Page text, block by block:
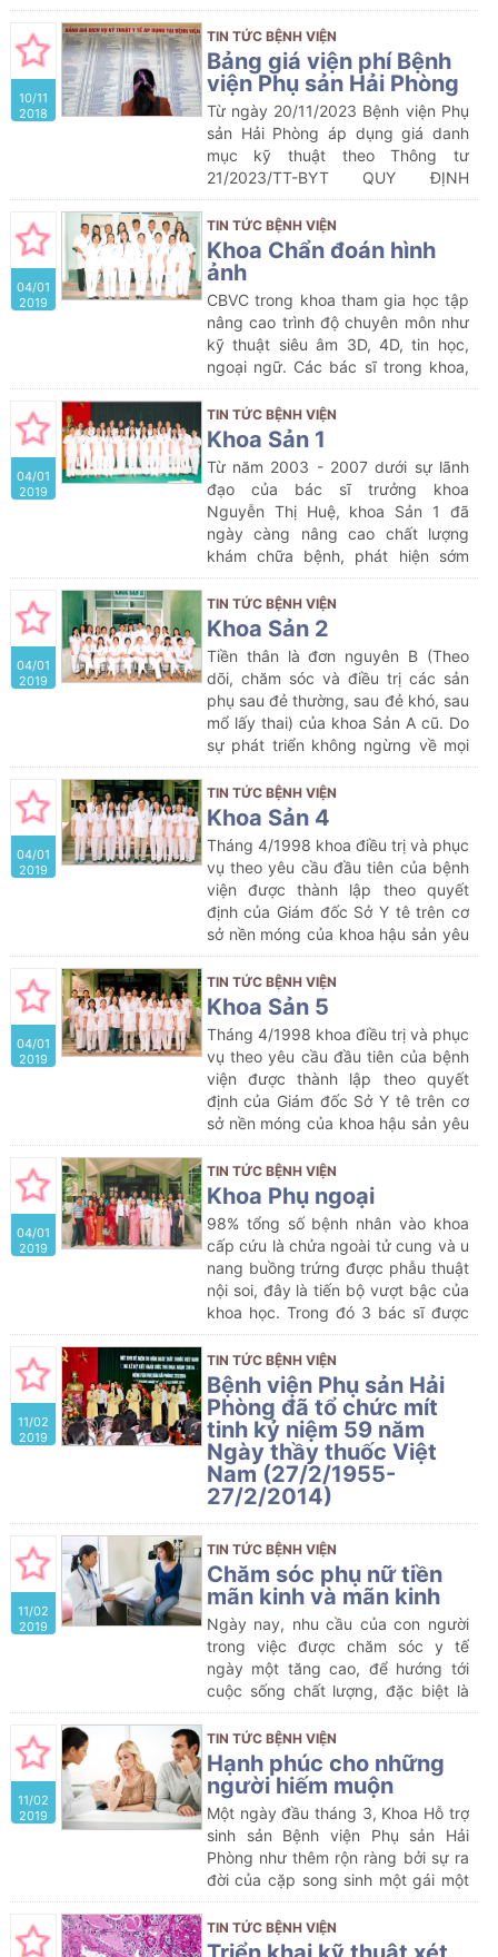
những năm qua, thực hiện Chỉ thị
09/CT-BYT của Bộ Y tế, Sở Y tế đã
chỉ đạo các cơ sở khám chữa bệnh
thực hiện tốt công tác chỉ đạo
tuyến nhằm từng bước đưa những
dịch vụ kỹ thuật y tế đến gần dân,
góp phần thực hiện công tác khám
chữa bệnh và giảm tải cho tuyến
trên, không ngừng nâng cao chất
chăm sóc sức khoẻ cho nhân dân
địa phương và các vùng lân cận….
10/11
2018
TIN TỨC BỆNH VIỆN
Bảng giá viện phí Bệnh
viện Phụ sản Hải Phòng
Từ ngày 20/11/2023 Bệnh viện Phụ
sản Hải Phòng áp dụng giá danh
mục kỹ thuật theo Thông tư
21/2023/TT-BYT QUY ĐỊNH
KHUNG GIÁ DỊCH VỤ KHÁM BỆNH,
CHỮA BỆNH TRONG CÁC CƠ SỞ
KHÁM BỆNH, CHỮA BỆNH CỦA
NHÀ NƯỚC VÀ HƯỚNG DẪN ÁP
KHÁM BỆNH CHỮA BỆNH TRONG
MỘT SỐ TRƯỜNG HỢP
04/01
2019
TIN TỨC BỆNH VIỆN
Khoa Chẩn đoán hình
ảnh
CBVC trong khoa tham gia học tập
nâng cao trình độ chuyên môn như
kỹ thuật siêu âm 3D, 4D, tin học,
ngoại ngữ. Các bác sĩ trong khoa,
đặc biệt là bác sĩ Trưởng khoa còn
tham gia giảng dạy, hướng dẫn các
bác sĩ trong bệnh viện và bác sĩ
phụ khoa.
04/01
2019
TIN TỨC BỆNH VIỆN
Khoa Sản 1
Từ năm 2003 - 2007 dưới sự lãnh
đạo của bác sĩ trưởng khoa
Nguyễn Thị Huệ, khoa Sản 1 đã
ngày càng nâng cao chất lượng
khám chữa bệnh, phát hiện sớm
bệnh lý thai sản, hạn chế được rất
nhiều tai biến sản khoa, cứu sống
được nhiều bệnh nhân
04/01
2019
TIN TỨC BỆNH VIỆN
Khoa Sản 2
Tiền thân là đơn nguyên B (Theo
dõi, chăm sóc và điều trị các sản
phụ sau đẻ thường, sau đẻ khó, sau
mổ lấy thai) của khoa Sản A cũ. Do
sự phát triển không ngừng về mọi
mặt của bệnh viện: Các khoa mũi
nhọn thuộc chuyên ngành về y học
hiện đại ra đời, đồng thời với sự lớn
mạnh tới mức đột phá về số lượng
bệnh nhân… kéo theo sự gia tăng
lớn về số lượng giường bệnh của
các khoa sản và sự đòi hỏi nâng
cao hơn tính chuyên biệt trong điều
trị và chăm sóc người bệnh của
Khoa Sản A trước đây gồm đơn
nguyên đỡ đẻ và đơn nguyên điều
trị hậu sản đã được tách làm 2 khoa
riêng biệt: Sản I (Đỡ đẻ và theo dõi
sản phụ sau đẻ 6h đầu); Sản II
(Theo dõi, chăm sóc và điều trị các
thai phụ tiền sản khó và các Sản
phụ sau đẻ, sau mổ lấy thai).Vì vậy
khoa Sản II ra đời từ ngày 15 tháng
3 năm 2004.
04/01
2019
TIN TỨC BỆNH VIỆN
Khoa Sản 4
Tháng 4/1998 khoa điều trị và phục
vụ theo yêu cầu đầu tiên của bệnh
viện được thành lập theo quyết
định của Giám đốc Sở Y tê trên cơ
sở nền móng của khoa hậu sản yêu
cầu. Ban đầu khoa có cơ cấu 80
giường bệnh, 1 phòng đẻ, 1 phòng
mổ đẻ, 1 phòng mổ phụ. Tổng số
biên chế ban đầu là 52 người với
nhiệm vụ là đỡ đẻ, mổ lấy thai, mổ
phụ khoa và phẫu thuật nội soi,
điều trị hậu phẫu, hậu sản.
04/01
2019
TIN TỨC BỆNH VIỆN
Khoa Sản 5
Tháng 4/1998 khoa điều trị và phục
vụ theo yêu cầu đầu tiên của bệnh
viện được thành lập theo quyết
định của Giám đốc Sở Y tê trên cơ
sở nền móng của khoa hậu sản yêu
cầu. Ban đầu khoa có cơ cấu 80
giường bệnh, 1 phòng đẻ, 1 phòng
mổ đẻ, 1 phòng mổ phụ. Tổng số
biên chế ban đầu là 52 người với
nhiệm vụ là đỡ đẻ, mổ lấy thai, mổ
phụ khoa và phẫu thuật nội soi,
điều trị hậu phẫu, hậu sản.
04/01
2019
TIN TỨC BỆNH VIỆN
Khoa Phụ ngoại
98% tổng số bệnh nhân vào khoa
cấp cứu là chửa ngoài tử cung và u
nang buồng trứng được phẫu thuật
nội soi, đây là tiến bộ vượt bậc của
khoa học. Trong đó 3 bác sĩ được
đào tạo tại bệnh viện Phụ Sản Từ
Dũ, còn lại tất cả các bác sĩ trong
khoa đều có thể tham gia thực
hành thao tác dụng cụ và phụ mổ
phẫu thuật nội soi.
11/02
2019
TIN TỨC BỆNH VIỆN
Bệnh viện Phụ sản Hải
Phòng đã tổ chức mít
tinh kỷ niệm 59 năm
Ngày thầy thuốc Việt
Nam (27/2/1955-
27/2/2014)
Thay mặt Đảng ủy, Ban giám đốc,
đồng chí Phạm Thiện Hoạch, phó bí
thư Đảng ủy – Phó giám đốc bệnh
viện đã đọc thư của chủ tịch Hồ Chí
Minh gửi ngành y tế năm 1955. Gần
60 năm qua, lời căn dặn của Người
vẫn luôn có sức lan tỏa, được tập
thể CBNV bệnh viện phụ sản Hải
Phòng nói riêng tích cực học tập và
cống hiến hết mình với sự nghiệp,
trở thành người thầy thuốc của
nhân dân, như lời căn dặn của Chủ
tịch Hồ Chí Minh “Lương y như từ
mẫu”.
11/02
2019
TIN TỨC BỆNH VIỆN
Chăm sóc phụ nữ tiền
mãn kinh và mãn kinh
Ngày nay, nhu cầu của con người
trong việc được chăm sóc y tế
ngày một tăng cao, để hướng tới
cuộc sống chất lượng, đặc biệt là
chị em phụ nữ, khi đã bước sang
tuổi xế chiều thì tiền mãn kinh, mãn
kinh lại là yếu tố ảnh hưởng nhiều
nhất đến chất lượng cuộc sống.
11/02
2019
TIN TỨC BỆNH VIỆN
Hạnh phúc cho những
người hiếm muộn
Một ngày đầu tháng 3, Khoa Hỗ trợ
sinh sản Bệnh viện Phụ sản Hải
Phòng như thêm rộn ràng bởi sự ra
đời của cặp song sinh một gái một
trai: Như Ý và Phúc An. Quả thực là
như ý và hạnh phúc nên vợ chồng
chị Trần Thị Yến (thôn An Liệt, xã
TIN TỨC BỆNH VIỆN